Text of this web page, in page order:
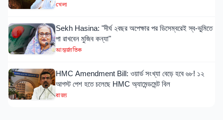
খেলা
Sekh Hasina: "দীর্ঘ ২বছর অপেক্ষার পর ডিসেম্বরেই স্ব-ভুমিতে
পা রাখবেন মুজিব কন্যা"
আন্তর্জাতিক
HMC Amendment Bill: ওয়ার্ড সংখ্যা বেড়ে হবে ৬৮! ১২
আগস্ট পেশ হতে চলেছে HMC অ্যামেন্ডমেন্ট বিল
রাজ্য